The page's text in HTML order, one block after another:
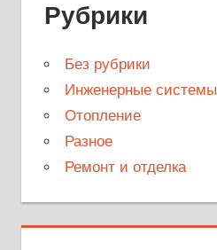
Рубрики
Без рубрики
Инженерные системы
Отопление
Разное
Ремонт и отделка